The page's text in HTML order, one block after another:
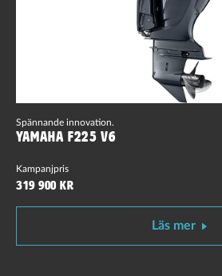
Spännande innovation.
Yamaha F225 V6
Kampanjpris
319 900 kr
Läs mer